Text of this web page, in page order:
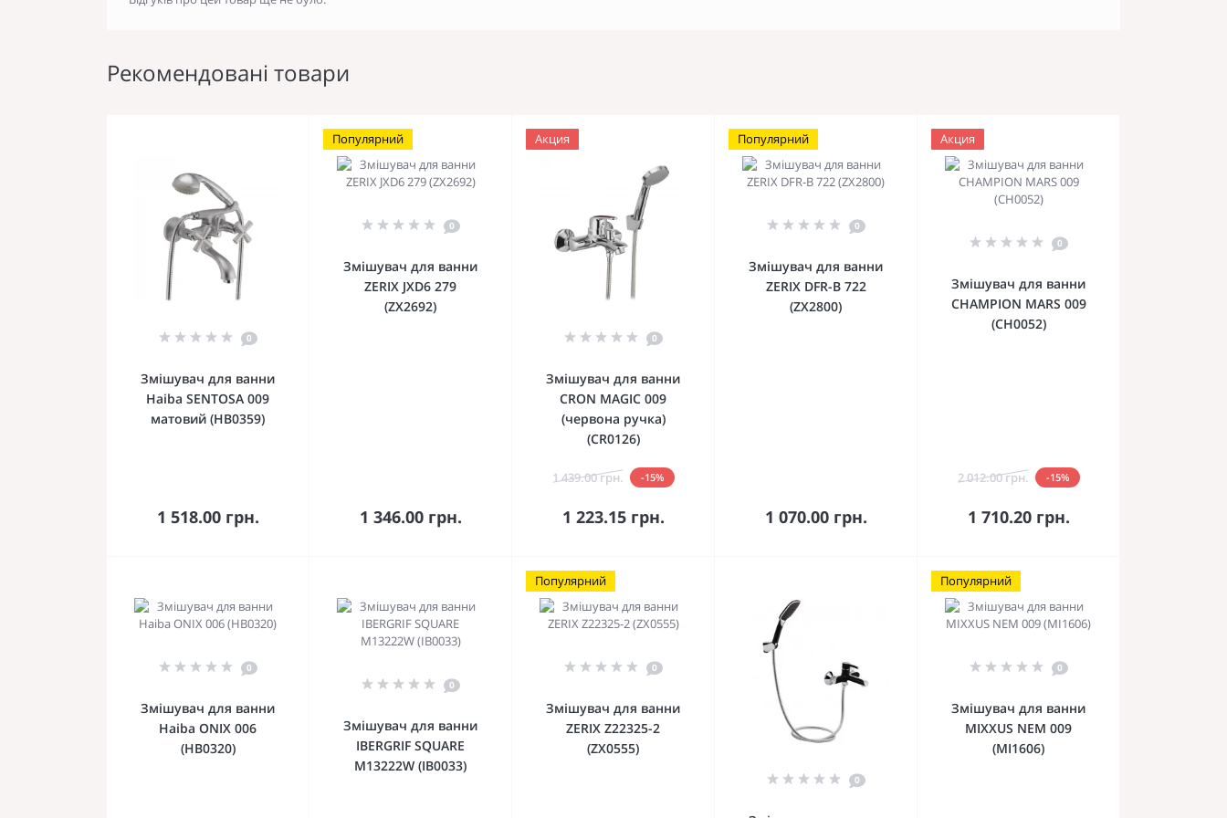
Рекомендовані товари
0
Змішувач для ванни
Haiba SENTOSA 009
матовий (HB0359)
1 518.00 грн.
До кошика
Популярний
0
Змішувач для ванни
ZERIX JXD6 279
(ZX2692)
1 346.00 грн.
До кошика
Акция
0
Змішувач для ванни
CRON MAGIC 009
(червона ручка)
(CR0126)
1 439.00 грн. -15%
1 223.15 грн.
До кошика
Популярний
0
Змішувач для ванни
ZERIX DFR-B 722
(ZX2800)
1 070.00 грн.
До кошика
Акция
0
Змішувач для ванни
CHAMPION MARS 009
(CH0052)
2 012.00 грн. -15%
1 710.20 грн.
До кошика
0
Змішувач для ванни
Haiba ONIX 006
(HB0320)
0
Змішувач для ванни
IBERGRIF SQUARE
M13222W (IB0033)
Популярний
0
Змішувач для ванни
ZERIX Z22325-2
(ZX0555)
0
Популярний
0
Змішувач для ванни
MIXXUS NEM 009
(MI1606)